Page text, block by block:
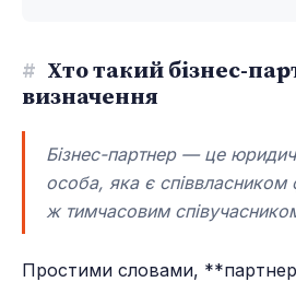
# Хто такий бізнес-
визначення
Бізнес-партнер — це
особа, яка є співвласником
ж тимчасовим
Простими словами,